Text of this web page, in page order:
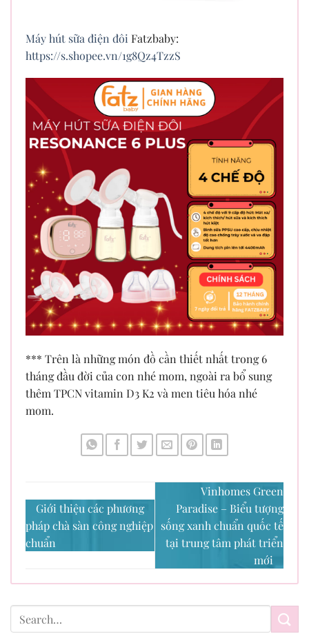
Máy hút sữa điện đôi Fatzbaby:
https://s.shopee.vn/1g8Qz4TzzS
*** Trên là những món đồ cần thiết nhất trong 6
tháng đầu đời của con nhé mom, ngoài ra bổ sung
thêm TPCN vitamin D3 K2 và men tiêu hóa nhé
mom.
Giới thiệu các phương
pháp chà sàn công nghiệp
chuẩn
Vinhomes Green
Paradise – Biểu tượng
sống xanh chuẩn quốc tế
tại trung tâm phát triển
mới